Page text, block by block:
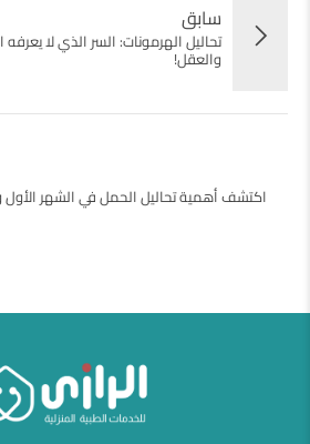
سابق
تحاليل الهرمونات: السر الذي لا
والعقل!
اكتشف أهمية تحاليل الحمل في الشهر الأول